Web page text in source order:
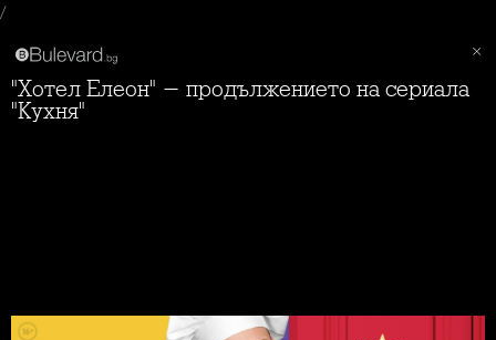
/
"Хотел Елеон" - продължението на сериала
"Кухня"